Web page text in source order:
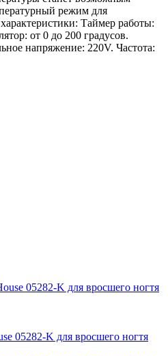
режим для
Таймер работы:
от 0 до 200 градусов.
напряжение: 220V. Частота:
05282-K для вросшего ногтя